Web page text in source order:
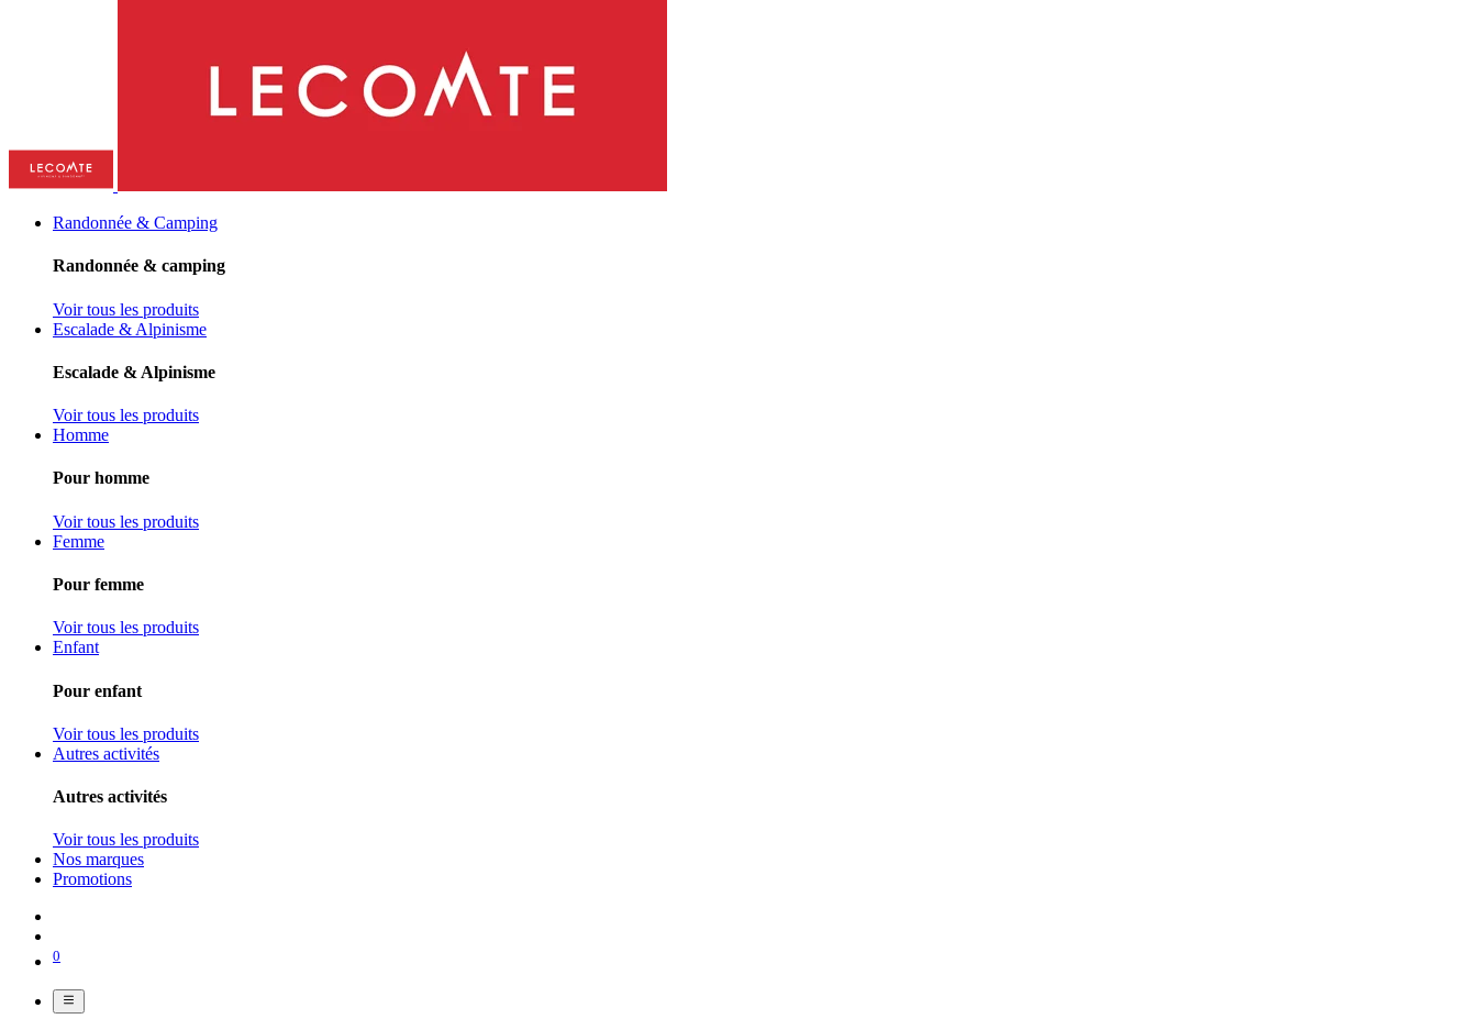
Randonnée & Camping
Randonnée & camping
Voir tous les produits
Escalade & Alpinisme
Escalade & Alpinisme
Voir tous les produits
Homme
Pour homme
Voir tous les produits
Femme
Pour femme
Voir tous les produits
Enfant
Pour enfant
Voir tous les produits
Autres activités
Autres activités
Voir tous les produits
Nos marques
Promotions
0